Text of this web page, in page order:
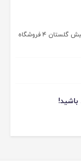
پل فردیس ۲۰۰ متر بعد از پمپ بنزین باران نبش گلستان ۴ فروشگاه